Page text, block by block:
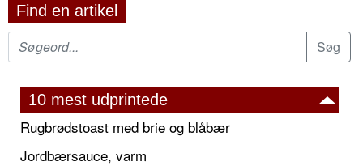
Find en artikel
10 mest udprintede
Rugbrødstoast med brie og blåbær
Jordbærsauce, varm